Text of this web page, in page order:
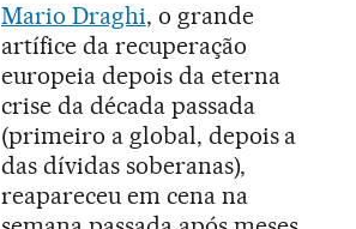
Mario Draghi, o grande
artífice da recuperação
europeia depois da eterna
crise da década passada
(primeiro a global, depois a
das dívidas soberanas),
reapareceu em cena na